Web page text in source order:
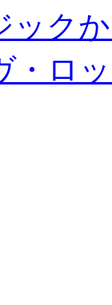
ック
・ロ